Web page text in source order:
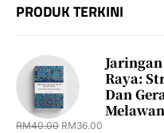
PRODUK TERKINI
Raya:
Dan
RM40.00 RM36.00